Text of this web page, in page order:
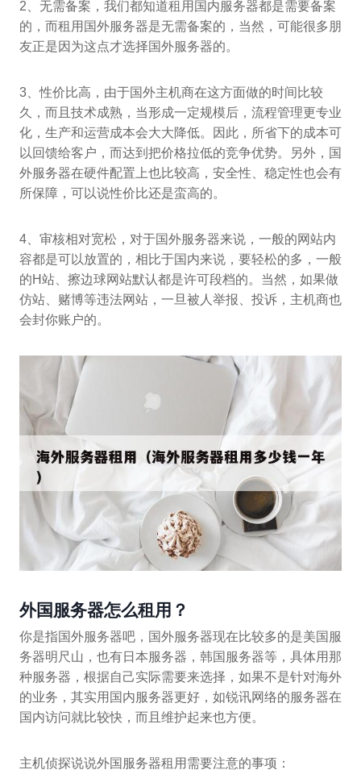
2、无需备案，我们都知道租用国内服务器都是需要备案
的，而租用国外服务器是无需备案的，当然，可能很多朋
友正是因为这点才选择国外服务器的。
3、性价比高，由于国外主机商在这方面做的时间比较
久，而且技术成熟，当形成一定规模后，流程管理更专业
化，生产和运营成本会大大降低。因此，所省下的成本可
以回馈给客户，而达到把价格拉低的竞争优势。另外，国
外服务器在硬件配置上也比较高，安全性、稳定性也会有
所保障，可以说性价比还是蛮高的。
4、审核相对宽松，对于国外服务器来说，一般的网站内
容都是可以放置的，相比于国内来说，要轻松的多，一般
的H站、擦边球网站默认都是许可段档的。当然，如果做
仿站、赌博等违法网站，一旦被人举报、投诉，主机商也
会封你账户的。
外国服务器怎么租用？
你是指国外服务器吧，国外服务器现在比较多的是美国服
务器明尺山，也有日本服务器，韩国服务器等，具体用那
种服务器，根据自己实际需要来选择，如果不是针对海外
的业务，其实用国内服务器更好，如锐讯网络的服务器在
国内访问就比较快，而且维护起来也方便。
主机侦探说说外国服务器租用需要注意的事项：